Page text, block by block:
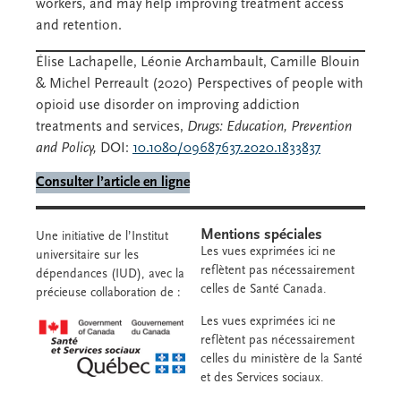
workers, and may help improving treatment access
and retention.
Élise Lachapelle, Léonie Archambault, Camille Blouin
& Michel Perreault (2020) Perspectives of people with
opioid use disorder on improving addiction
treatments and services, Drugs: Education, Prevention
and Policy, DOI: 10.1080/09687637.2020.1833837
Consulter l’article en ligne
Une initiative de l’Institut
universitaire sur les
dépendances (IUD), avec la
précieuse collaboration de :
Mentions spéciales
Les vues exprimées ici ne
reflètent pas nécessairement
celles de Santé Canada.
Les vues exprimées ici ne
reflètent pas nécessairement
celles du ministère de la Santé
et des Services sociaux.